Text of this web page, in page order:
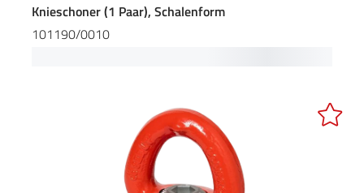
Knieschoner (1 Paar), Schalenform
101190/0010